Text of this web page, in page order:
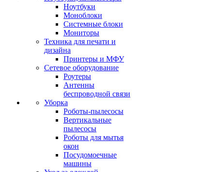
Ноутбуки
Моноблоки
Системные блоки
Мониторы
Техника для печати и
дизайна
Принтеры и МФУ
Сетевое оборудование
Роутеры
Антенны
беспроводной связи
Уборка
Роботы-пылесосы
Вертикальные
пылесосы
Роботы для мытья
окон
Посудомоечные
машины